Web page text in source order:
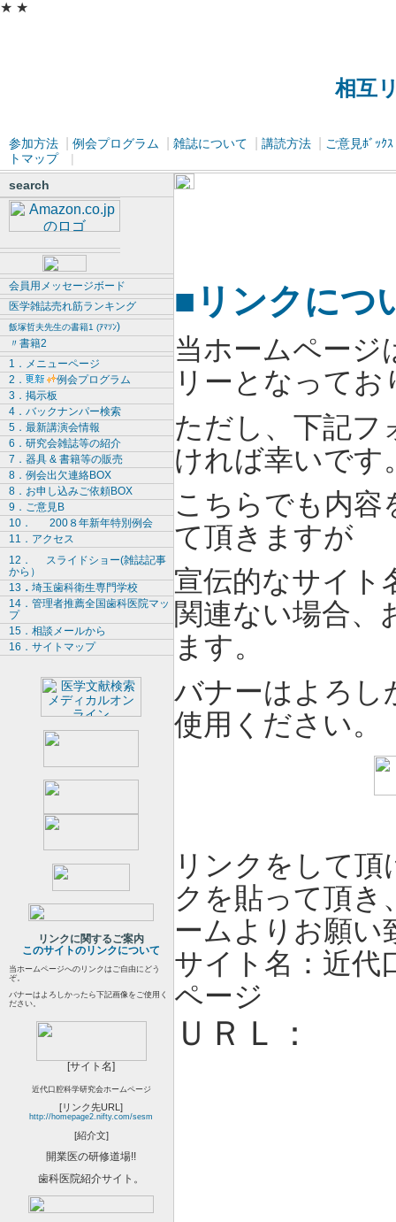
★ ★
相互
参加方法 例会プログラム 雑誌について 講読方法
ご意見ﾎﾞｯｸｽ
トマップ |
search
会員用メッセージボード
医学雑誌売れ筋ランキング
飯塚哲夫先生の書籍1 (ｱﾏｿﾝ)
〃書籍2
1．メニューページ
2．
例会プログラム
3．掲示板
4．バックナンパー検索
5．最新講演会情報
6．研究会雑誌等の紹介
7．器具 & 書籍等の販売
8．例会出欠連絡BOX
8．お申し込みご依頼BOX
9．ご意見B
10．
200８年新年特別例会
11．アクセス
12．
スライドショー(雑誌記事
から）
13 ． 埼玉歯科衛生専門学校
14．管理者推薦全国歯科医院マッ
プ
15．相談メールから
16．サイトマップ
リンクに関するご案内
このサイトのリンクについて
当ホームページへのリンクはご自由にどう
ぞ。
バナーはよろしかったら下記画像をご使用く
ださい。
[サイト名]
近代口腔科学研究会ホームページ
[リンク先URL]
http://homepage2.nifty.com/sesm
[紹介文]
開業医の研修道場!!
歯科医院紹介サイト。
■リンクにつ
当ホームページ
リーとなってお
ただし、下記フ
ければ幸いです
こちらでも内容
て頂きますが
宣伝的なサイト
関連ない場合、
ます。
バナーはよろし
使用ください。
リンクをして
クを貼って頂き
ームよりお願い
サイト名：近代
ページ
ＵＲＬ：